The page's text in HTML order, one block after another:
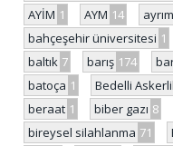
AYİM 1 AYM 14
bahçeşehir üniversitesi 1
baltık 7 barış 174
batoça 1 Bedelli
beraat 1 biber gazı 8
bireysel silahlanma 71